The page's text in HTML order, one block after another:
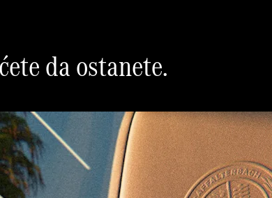
da ostanete.